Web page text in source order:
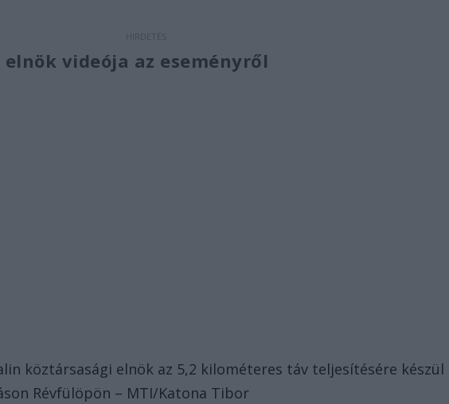
videója az eseményről
köztársasági elnök az 5,2 kilométeres táv teljesítésére készül
Révfülöpön – MTI/Katona Tibor